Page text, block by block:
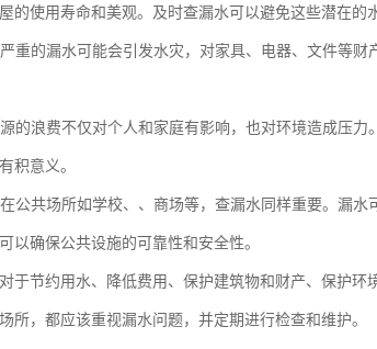
的使用寿命和美观。及时查漏水可以避免这些潜在的
重的漏水可能会引发水灾，对家具、电器、文件等
的浪费不仅对个人和家庭有影响，也对环境造成压
积意义。
公共场所如学校、、商场等，查漏水同样重要。漏
以确保公共设施的可靠性和安全性。
于节约用水、降低费用、保护建筑物和财产、保护
所，都应该重视漏水问题，并定期进行检查和维护。